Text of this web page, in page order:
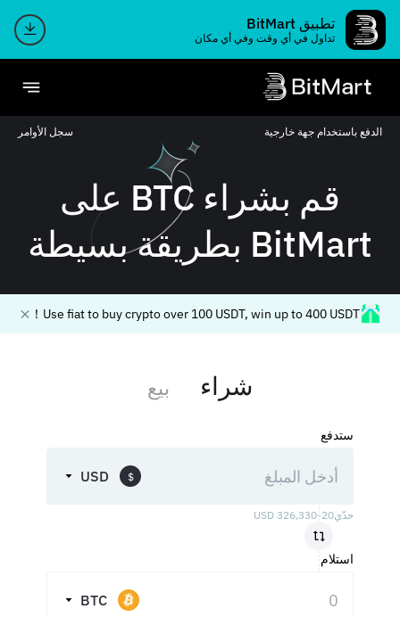
تطبيق BitMart
تداول في أي وقت وفي أي مكان
الدفع باستخدام جهة خارجية سجل الأوامر
قم بشراء BTC على
BitMart بطريقة بسيطة
Use fiat to buy crypto over 100 USDT, win up to 400 USDT！
شراء بيع
ستدفع
$
USD
حدّي20
-
326,330
استلام
BTC